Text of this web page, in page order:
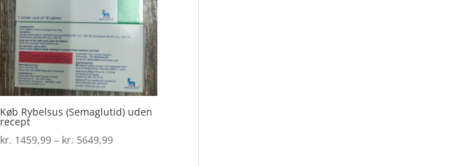
Køb Rybelsus (Semaglutid) uden
recept
kr. 1459,99 – kr. 5649,99Prisinterval: